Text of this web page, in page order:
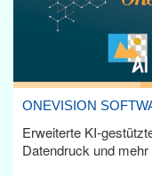
ONEVISION
Erweiterte KI-
Datendruck und